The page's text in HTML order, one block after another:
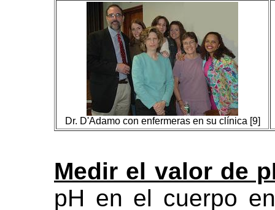
Dr. D'Adamo con enfermeras en su clínica [9]
Medir el valor de
pH en el cuerpo